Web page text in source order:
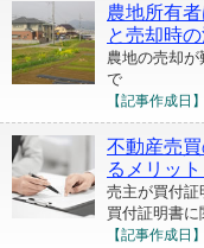
農地所有
と売却時
農地の売却
で
【記事作成日】
不動産売
るメリッ
売主が買付証
買付証明書
【記事作成日】